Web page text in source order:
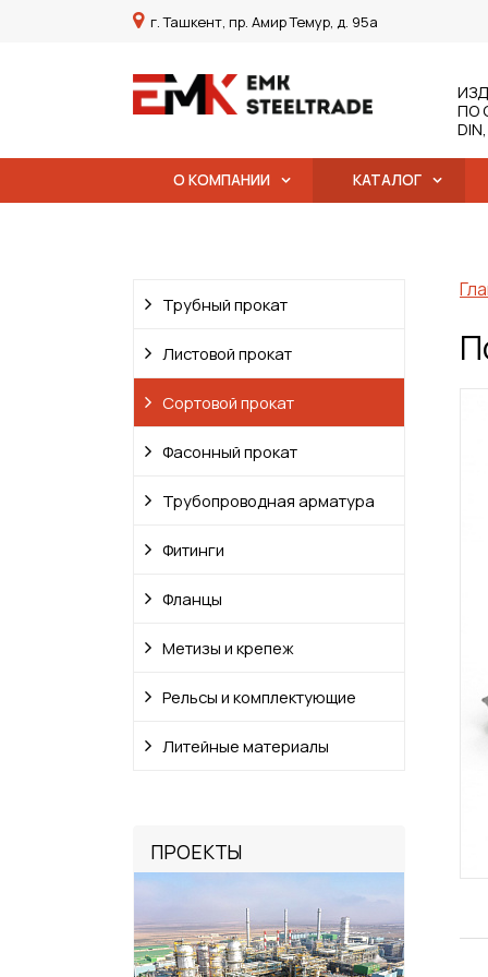
г. Ташкент, пр. Амир Темур, д. 95а
ПО
О КОМПАНИИ КАТАЛОГ
Трубный прокат
Листовой прокат
Сортовой прокат
Фасонный прокат
Трубопроводная арматура
Фитинги
Фланцы
Метизы и крепеж
Рельсы и комплектующие
Литейные материалы
ПРОЕКТЫ